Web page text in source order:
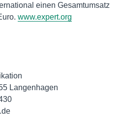
einen Gesamtumsatz
www.expert.org
Langenhagen